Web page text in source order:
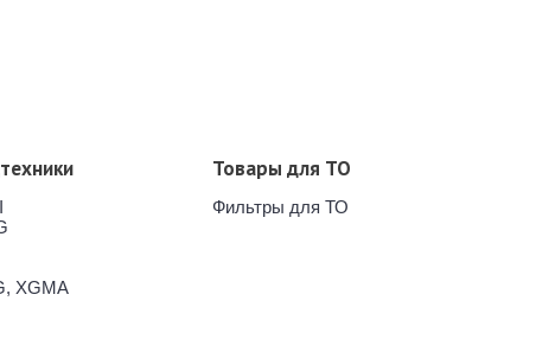
XGMA
Товары для ТО
Фильтры для ТО